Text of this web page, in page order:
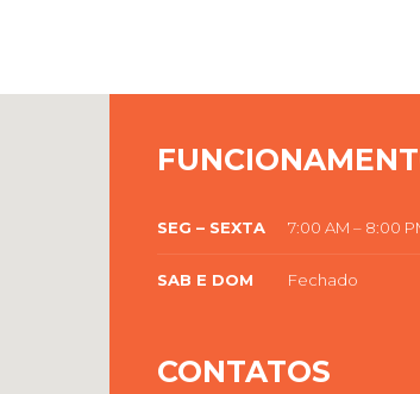
SEG – SEXTA 7:00 AM – 8:00
SAB E DOM Fechado
CONTATOS